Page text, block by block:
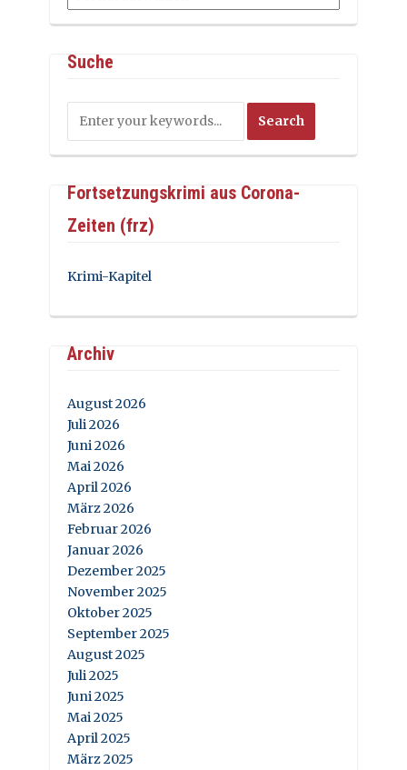
Suche
Fortsetzungskrimi aus Corona-
Zeiten (frz)
Krimi-Kapitel
Archiv
August 2026
Juli 2026
Juni 2026
Mai 2026
April 2026
März 2026
Februar 2026
Januar 2026
Dezember 2025
November 2025
Oktober 2025
September 2025
August 2025
Juli 2025
Juni 2025
Mai 2025
April 2025
März 2025